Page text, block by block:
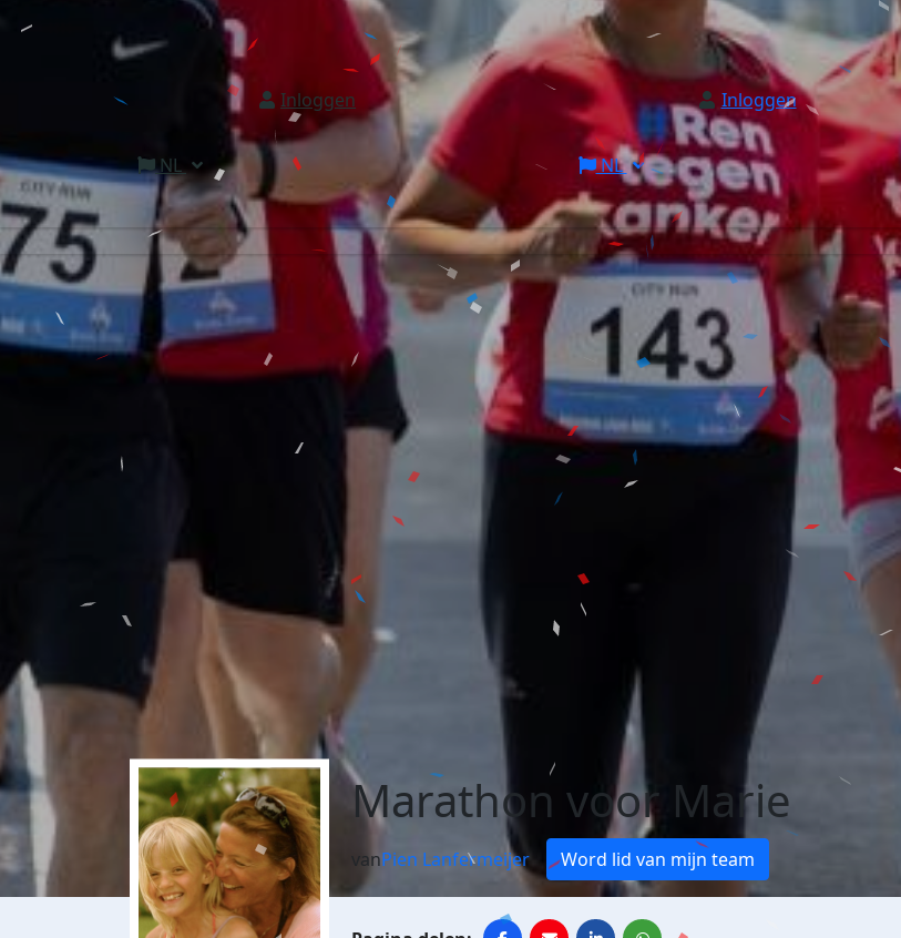
Inloggen
NL
Inloggen
NL
Marathon voor Marie
vanPien Lanfermeijer Word lid van mijn team